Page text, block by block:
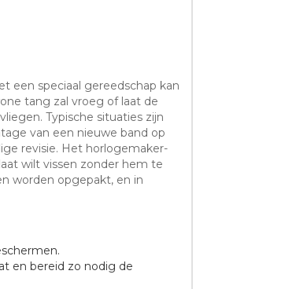
een speciaal gereedschap kan
tang zal vroeg of laat de
Typische situaties zijn
van een nieuwe band op
revisie. Het horlogemaker-
wilt vissen zonder hem te
worden opgepakt, en in
en bereid zo nodig de